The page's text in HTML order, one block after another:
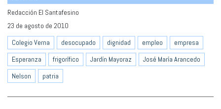
Redacción El Santafesino
23 de agosto de 2010
Colegio Verna
desocupado dignidad empleo
empresa
Esperanza
frigorífico Jardín Mayoraz
José María Arancedo
Nelson
patria